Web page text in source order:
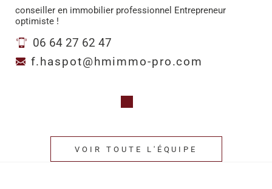
conseiller en immobilier professionnel Entrepreneur
optimiste !
06 64 27 62 47
f.haspot@hmimmo-pro.com
VOIR TOUTE L'ÉQUIPE